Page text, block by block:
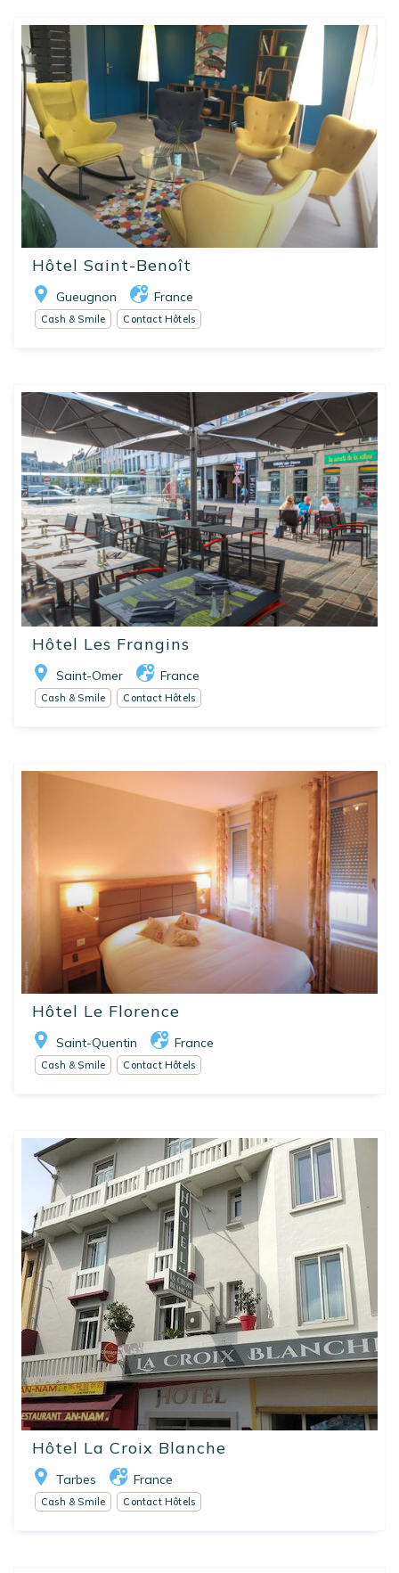
Hôtel Saint-Benoît
Gueugnon France
Cash & Smile Contact Hôtels
Hôtel Les Frangins
Saint-Omer France
Cash & Smile Contact Hôtels
Hôtel Le Florence
Saint-Quentin France
Cash & Smile Contact Hôtels
Hôtel La Croix Blanche
Tarbes France
Cash & Smile Contact Hôtels